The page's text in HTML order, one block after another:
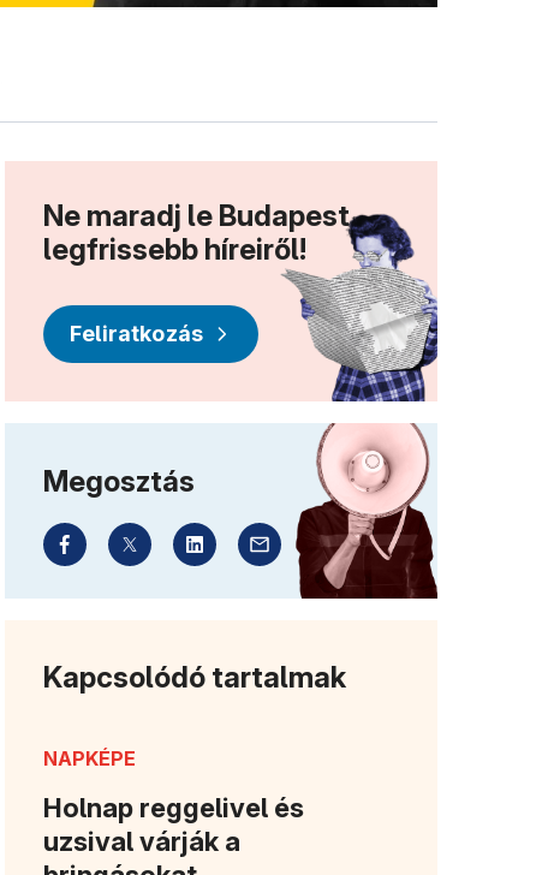
Ne maradj le Budapest
legfrissebb híreiről!
Feliratkozás
Megosztás
Kapcsolódó tartalmak
NAPKÉPE
Holnap reggelivel és
uzsival várják a